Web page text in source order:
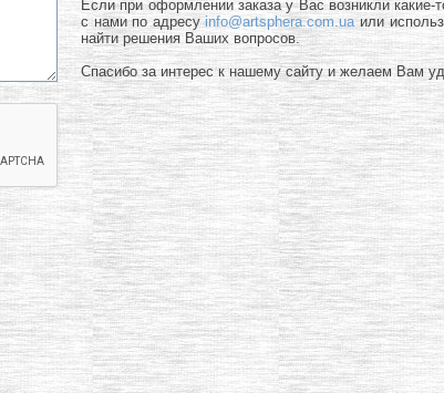
Если при оформлении заказа у Вас возникли
с нами по адресуinfo@artsphera.com.uaили
найти решения Ваших вопросов.
Спасибо за интерес к нашему сайту и желаем Вам